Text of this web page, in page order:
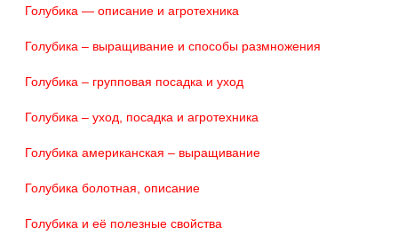
Голубика — описание и агротехника
Голубика – выращивание и способы размножения
Голубика – групповая посадка и уход
Голубика – уход, посадка и агротехника
Голубика американская – выращивание
Голубика болотная, описание
Голубика и её полезные свойства